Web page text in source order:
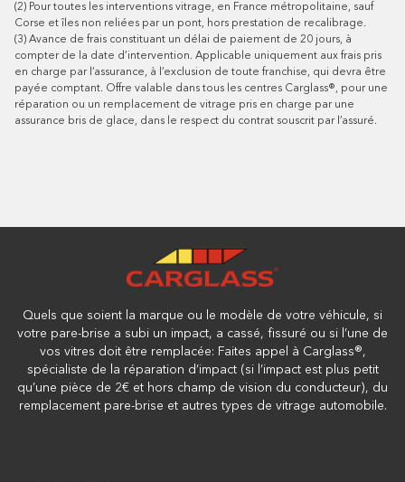
(2) Pour toutes les interventions vitrage, en France métropolitaine, sauf
Corse et îles non reliées par un pont, hors prestation de recalibrage.
(3) Avance de frais constituant un délai de paiement de 20 jours, à
compter de la date d’intervention. Applicable uniquement aux frais pris
en charge par l’assurance, à l’exclusion de toute franchise, qui devra être
payée comptant. Offre valable dans tous les centres Carglass®, pour une
réparation ou un remplacement de vitrage pris en charge par une
assurance bris de glace, dans le respect du contrat souscrit par l’assuré.
Quels que soient la marque ou le modèle de votre véhicule, si
votre pare-brise a subi un impact, a cassé, fissuré ou si l’une de
vos vitres doit être remplacée: Faites appel à Carglass®,
spécialiste de la réparation d’impact (si l’impact est plus petit
qu’une pièce de 2€ et hors champ de vision du conducteur), du
remplacement pare-brise et autres types de vitrage automobile.